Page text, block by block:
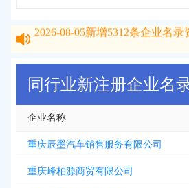
新增 条企业名录
同行业新注册企业名
企业名称
重庆辰墨汽车销售服务有限公司
重庆峰柏源商贸有限公司